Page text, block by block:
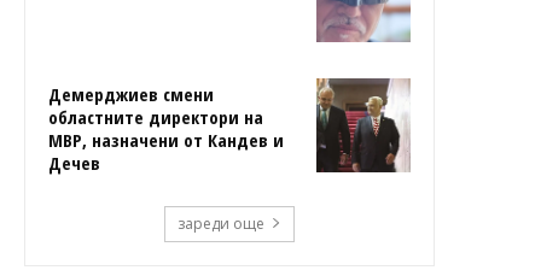
Демерджиев смени
областните директори на
МВР, назначени от Кандев и
Дечев
зареди още